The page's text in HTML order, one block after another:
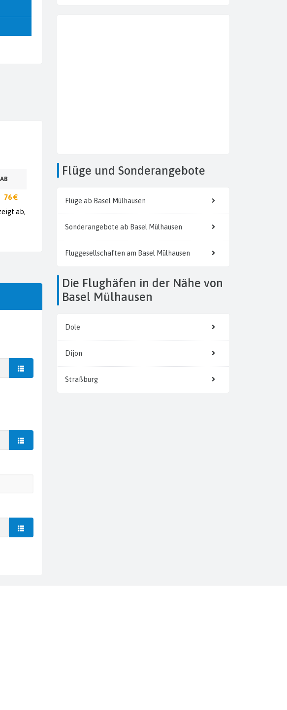
AB
76 €
ab,
Flüge und Sonderangebote
Flüge ab Basel Mülhausen
Sonderangebote ab Basel Mülhausen
Fluggesellschaften am Basel Mülhausen
Die Flughäfen in der Nähe von
Basel Mülhausen
Dole
Dijon
Straßburg